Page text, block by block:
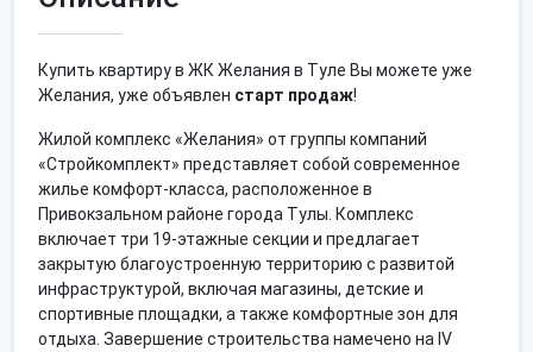
Купить квартиру в ЖК Желания в Туле Вы можете уже
Желания, уже объявлен старт продаж!
Жилой комплекс «Желания» от группы компаний
«Стройкомплект» представляет собой современное
жилье комфорт-класса, расположенное в
Привокзальном районе города Тулы. Комплекс
включает три 19-этажные секции и предлагает
закрытую благоустроенную территорию с развитой
инфраструктурой, включая магазины, детские и
спортивные площадки, а также комфортные зон для
отдыха. Завершение строительства намечено на IV